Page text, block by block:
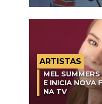
ARTISTAS
MEL
E INICIA NOVA
NA TV